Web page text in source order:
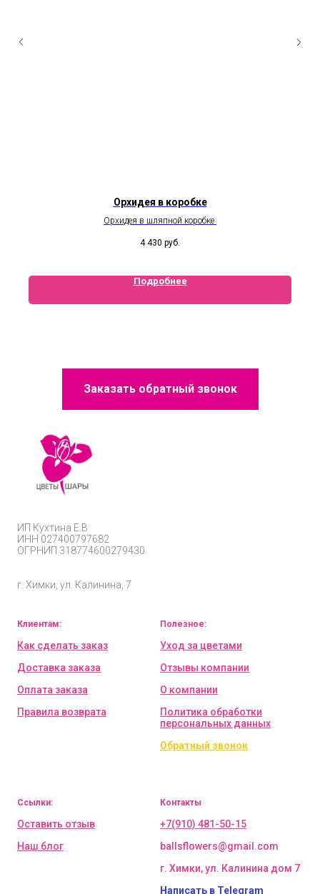
Орхидея в коробке
Орхидея в шляпной коробке
4 430 руб.
Подробнее
Заказать обратный звонок
ИП Кухтина Е.В
ИНН 027400797682
ОГРНИП 318774600279430
г. Химки, ул. Калинина, 7
Клиентам:
Как сделать заказ
Доставка заказа
Оплата заказа
Правила возврата
Полезное:
Уход за цветами
Отзывы компании
О компании
Политика обработки
персональных данных
Обратный звонок
Ссылки:
Оставить отзыв
Наш блог
Контакты
+7(910) 481-50-15
ballsflowers@gmail.com
г. Химки, ул. Калинина дом 7
Написать в Telegram